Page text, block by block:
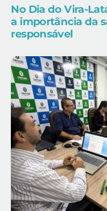
No Dia do Vira-
a importância da
responsável